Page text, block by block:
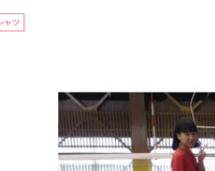
ャツ